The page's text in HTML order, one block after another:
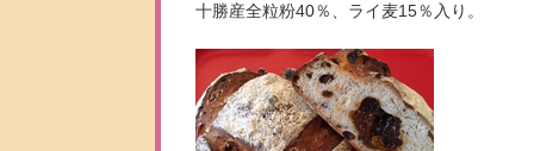
十勝産全粒粉40％、ライ麦15％入り。